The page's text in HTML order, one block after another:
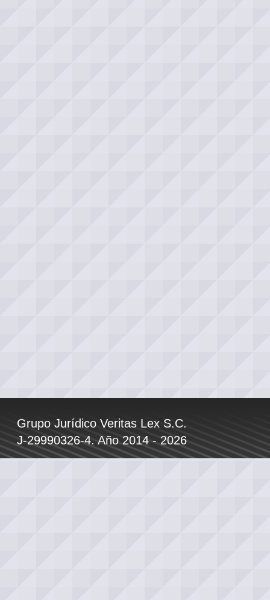
Grupo Jurídico Veritas Lex S.C.
J-29990326-4. Año 2014 - 2026